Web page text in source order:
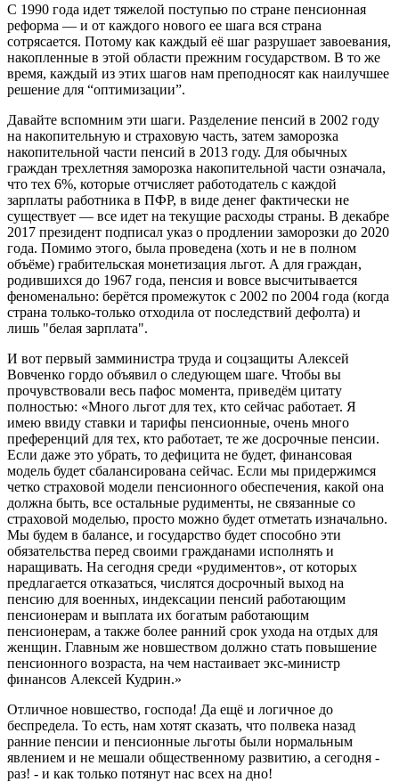
С 1990 года идет тяжелой поступью по стране пенсионная
реформа — и от каждого нового ее шага вся страна
сотрясается. Потому как каждый её шаг разрушает завоевания,
накопленные в этой области прежним государством. В то же
время, каждый из этих шагов нам преподносят как наилучшее
решение для “оптимизации”.
Давайте вспомним эти шаги. Разделение пенсий в 2002 году
на накопительную и страховую часть, затем заморозка
накопительной части пенсий в 2013 году. Для обычных
граждан трехлетняя заморозка накопительной части означала,
что тех 6%, которые отчисляет работодатель с каждой
зарплаты работника в ПФР, в виде денег фактически не
существует — все идет на текущие расходы страны. В декабре
2017 президент подписал указ о продлении заморозки до 2020
года. Помимо этого, была проведена (хоть и не в полном
объёме) грабительская монетизация льгот. А для граждан,
родившихся до 1967 года, пенсия и вовсе высчитывается
феноменально: берётся промежуток с 2002 по 2004 года (когда
страна только-только отходила от последствий дефолта) и
лишь "белая зарплата".
И вот первый замминистра труда и соцзащиты Алексей
Вовченко гордо объявил о следующем шаге. Чтобы вы
прочувствовали весь пафос момента, приведём цитату
полностью: «Много льгот для тех, кто сейчас работает. Я
имею ввиду ставки и тарифы пенсионные, очень много
преференций для тех, кто работает, те же досрочные пенсии.
Если даже это убрать, то дефицита не будет, финансовая
модель будет сбалансирована сейчас. Если мы придержимся
четко страховой модели пенсионного обеспечения, какой она
должна быть, все остальные рудименты, не связанные со
страховой моделью, просто можно будет отметать изначально.
Мы будем в балансе, и государство будет способно эти
обязательства перед своими гражданами исполнять и
наращивать. На сегодня среди «рудиментов», от которых
предлагается отказаться, числятся досрочный выход на
пенсию для военных, индексации пенсий работающим
пенсионерам и выплата их богатым работающим
пенсионерам, а также более ранний срок ухода на отдых для
женщин. Главным же новшеством должно стать повышение
пенсионного возраста, на чем настаивает экс-министр
финансов Алексей Кудрин.»
Отличное новшество, господа! Да ещё и логичное до
беспредела. То есть, нам хотят сказать, что полвека назад
ранние пенсии и пенсионные льготы были нормальным
явлением и не мешали общественному развитию, а сегодня -
раз! - и как только потянут нас всех на дно!